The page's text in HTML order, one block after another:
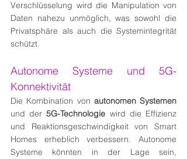
Verschlüsselung wird die Manipulation von
Daten nahezu unmöglich, was sowohl die
Privatsphäre als auch die Systemintegrität
schützt.
Autonome Systeme und 5G-
Konnektivität
Die Kombination von autonomen Systemen
und der 5G-Technologie wird die Effizienz
und Reaktionsgeschwindigkeit von Smart
Homes erheblich verbessern. Autonome
Systeme könnten in der Lage sein,